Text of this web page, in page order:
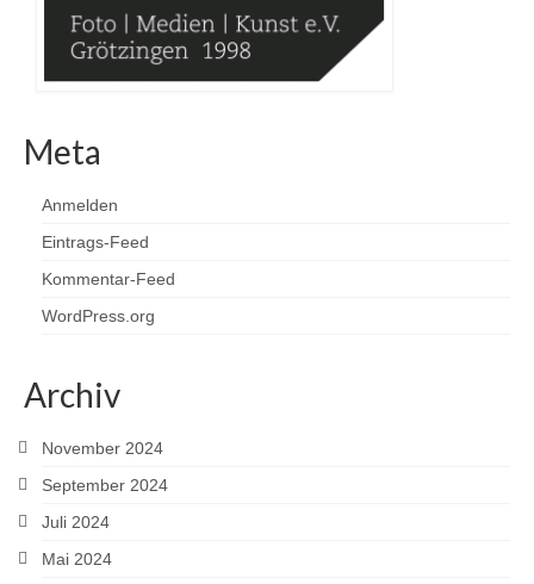
Meta
Anmelden
Eintrags-Feed
Kommentar-Feed
WordPress.org
Archiv
November 2024
September 2024
Juli 2024
Mai 2024